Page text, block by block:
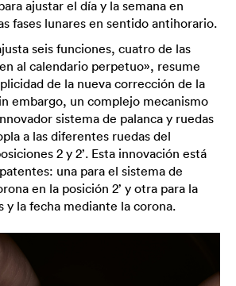
ajustar el día y la semana en
fases lunares en sentido antihorario.
seis funciones, cuatro de las
al calendario perpetuo», resume
de la nueva corrección de la
embargo, un complejo mecanismo
sistema de palanca y ruedas
a las diferentes ruedas del
2 y 2’. Esta innovación está
una para el sistema de
en la posición 2’ y otra para la
y la fecha mediante la corona.